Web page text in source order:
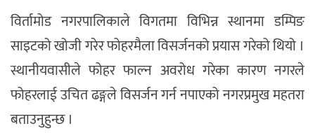
विर्तामोड नगरपालिकाले विगतमा विभिन्न स्थानमा डम्पिङ
साइटको खोजी गरेर फोहरमैला विसर्जनको प्रयास गरेको थियो ।
स्थानीयवासीले फोहर फाल्न अवरोध गरेका कारण नगरले
फोहरलाई उचित ढङ्गले विसर्जन गर्न नपाएको नगरप्रमुख महतरा
बताउनुहुन्छ ।